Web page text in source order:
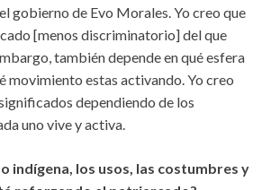
gobierno de Evo Morales. Yo creo que
[menos discriminatorio] del que
también depende en qué esfera
movimiento estas activando. Yo creo
dependiendo de los
uno vive y activa.
indígena, los usos, las costumbres y